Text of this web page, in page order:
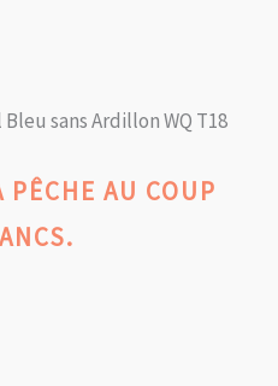
sans Ardillon WQ T18
AU COUP